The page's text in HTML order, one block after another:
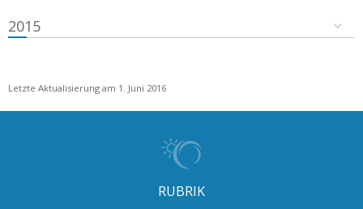
2015
Letzte Aktualisierung am 1. Juni 2016
RUBRIK